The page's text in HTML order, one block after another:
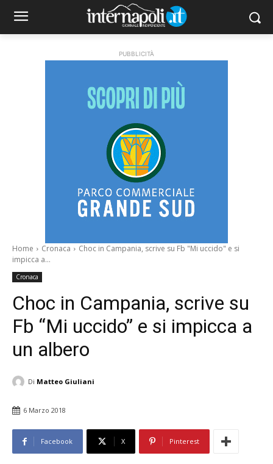
PUBBLICITÀ
Home Cronaca
Choc in Campania, scrive su Fb "Mi uccido" e si
impicca a...
Cronaca
Choc in Campania, scrive su
Fb “Mi uccido” e si impicca a
un albero
Di Matteo Giuliani
6 Marzo 2018
Facebook X Pinterest